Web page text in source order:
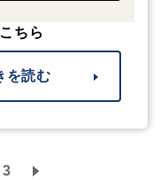
ちら
を読む
3